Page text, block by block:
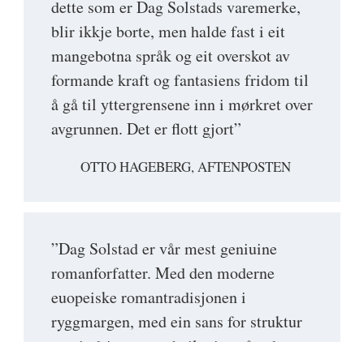
dette som er Dag Solstads varemerke,
blir ikkje borte, men halde fast i eit
mangebotna språk og eit overskot av
formande kraft og fantasiens fridom til
å gå til yttergrensene inn i mørkret over
avgrunnen. Det er flott gjort”
OTTO HAGEBERG, AFTENPOSTEN
”Dag Solstad er vår mest geniuine
romanforfatter. Med den moderne
euopeiske romantradisjonen i
ryggmargen, med ein sans for struktur